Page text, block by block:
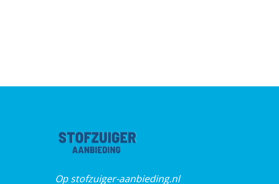
Op stofzuiger-aanbieding.nl